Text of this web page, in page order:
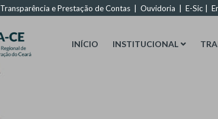
Transparência e Prestação de Contas Ouvidoria E-Sic
INÍCIO INSTITUCIONAL